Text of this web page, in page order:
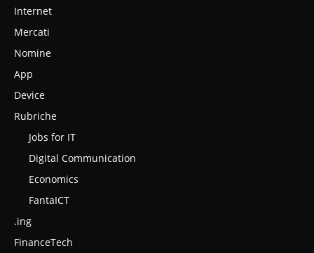
Internet
Mercati
Nomine
App
Device
Rubriche
Jobs for IT
Digital Communication
Economics
FantaICT
.ing
FinanceTech